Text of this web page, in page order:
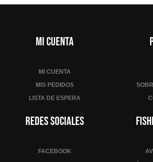
Mi cuenta
MI CUENTA
MIS PEDIDOS
LISTA DE ESPERA
Redes sociales
FACEBOOK